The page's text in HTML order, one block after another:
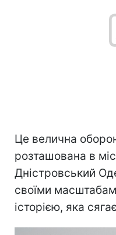
Це велична
розташована в
Дністровський
своїми
історією, яка